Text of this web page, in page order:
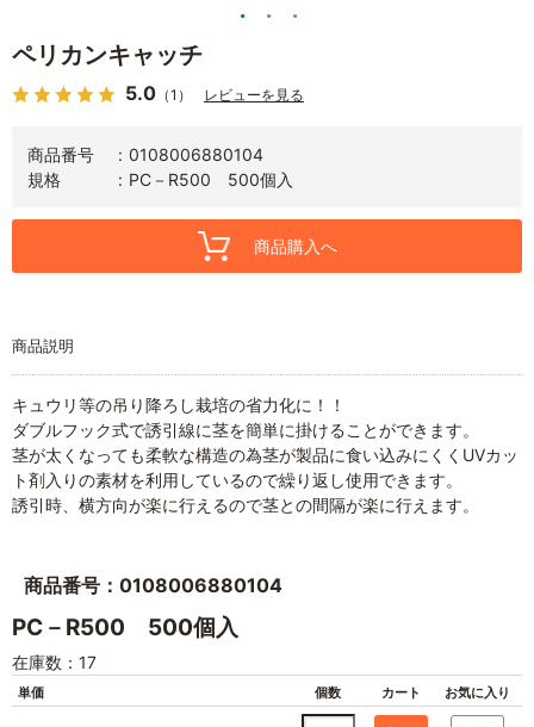
ペリカンキャッチ
5.0 （1） レビューを見る
商品番号
0108006880104
規格
PC－R500 500個入
商品購入へ
商品説明
キュウリ等の吊り降ろし栽培の省力化に！！
ダブルフック式で誘引線に茎を簡単に掛けることができます。
茎が太くなっても柔軟な構造の為茎が製品に食い込みにくくUVカッ
ト剤入りの素材を利用しているので繰り返し使用できます。
誘引時、横方向が楽に行えるので茎との間隔が楽に行えます。
商品番号：0108006880104
PC－R500 500個入
在庫数：17
単価 個数 カート お気に入り